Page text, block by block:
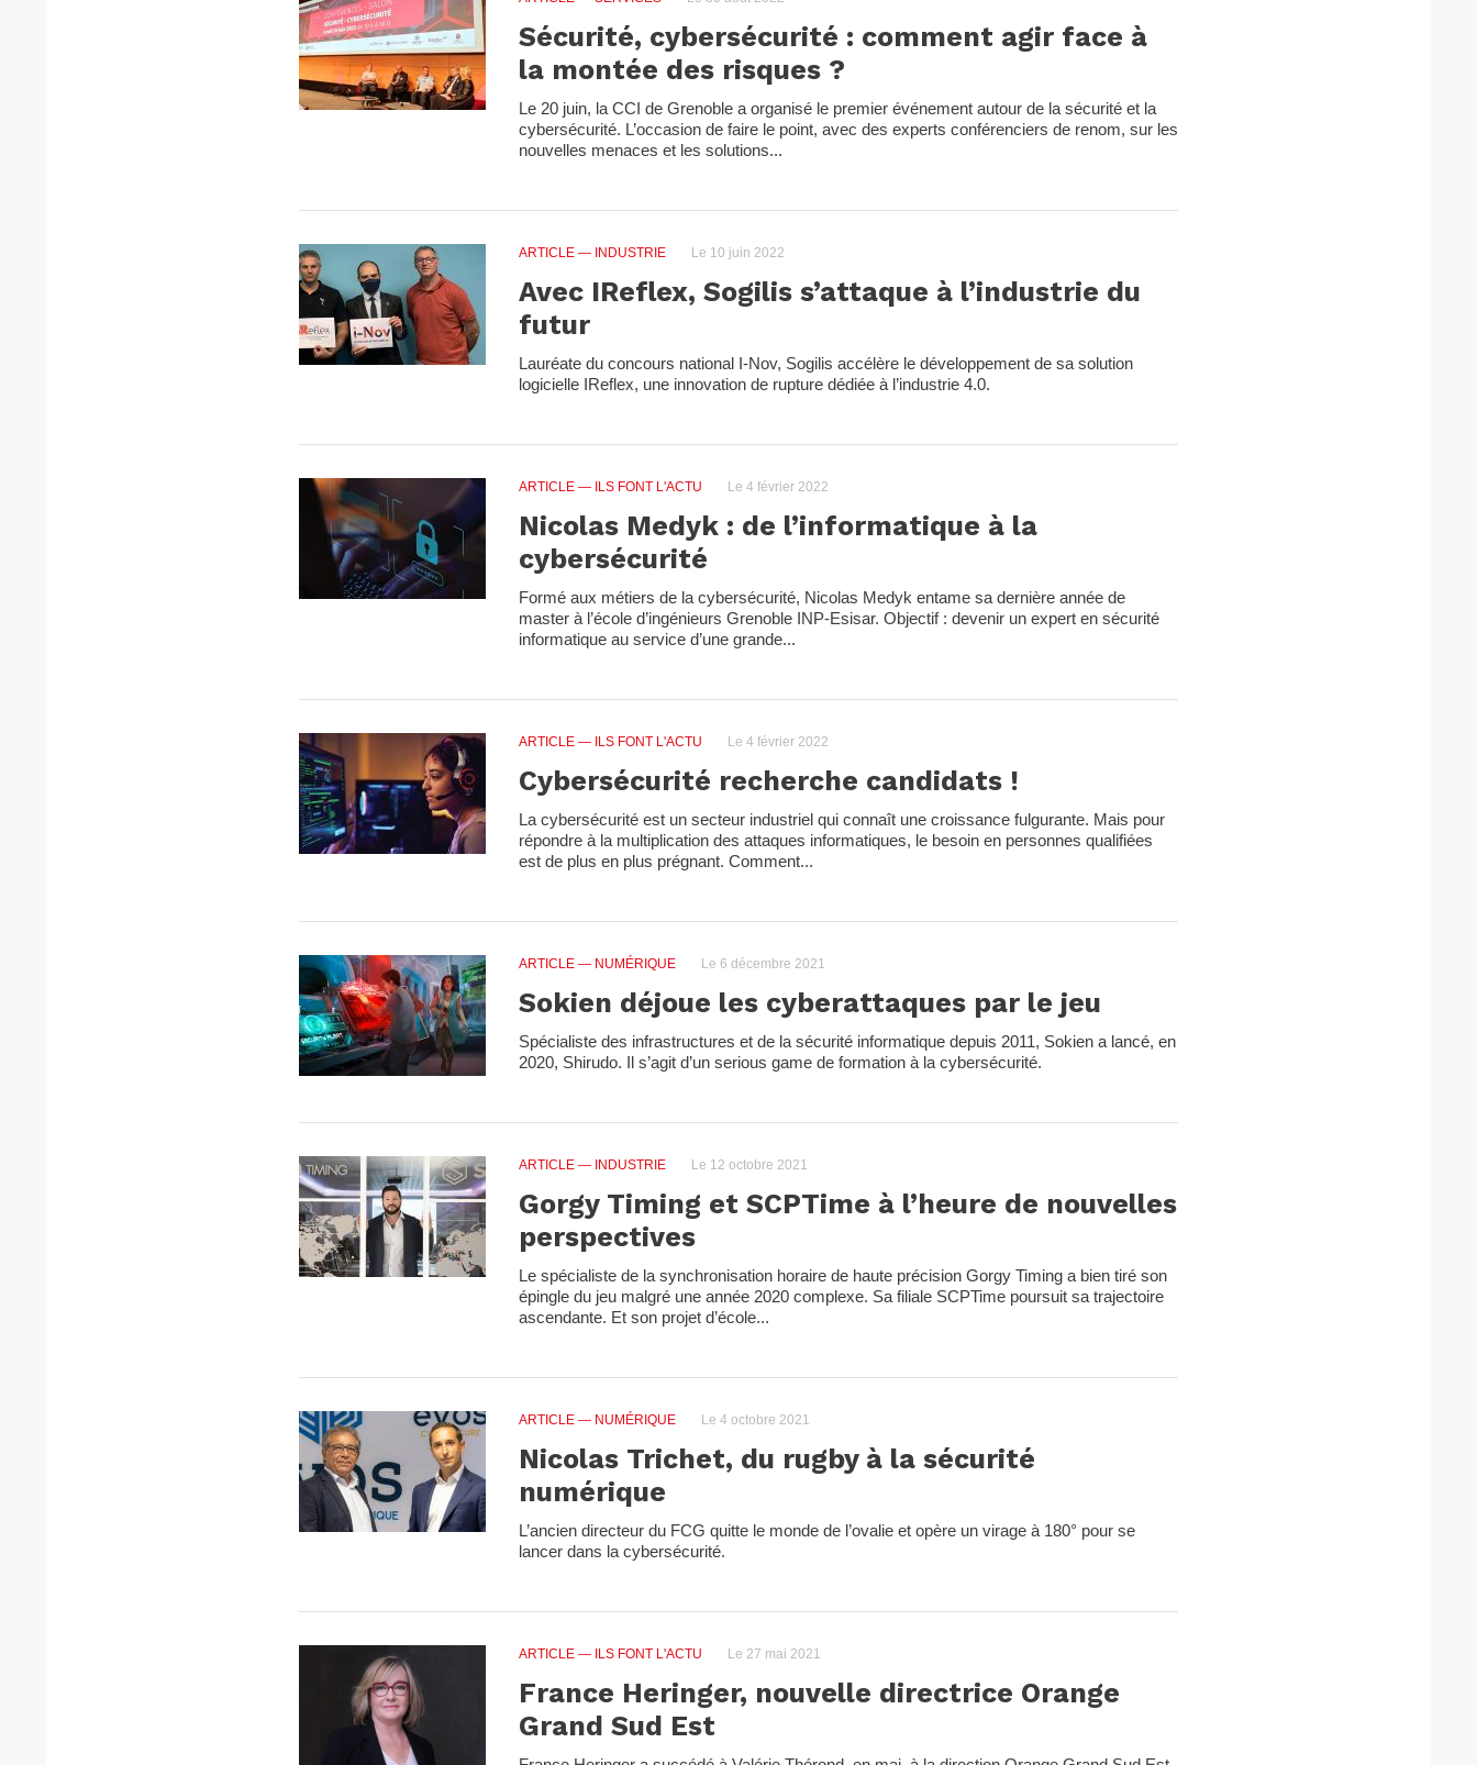
Sécurité, cybersécurité : comment agir face à
la montée des risques ?
Le 20 juin, la CCI de Grenoble a organisé le premier événement autour de la sécurité et la
cybersécurité. L’occasion de faire le point, avec des experts conférenciers de renom, sur les
nouvelles menaces et les solutions...
ARTICLE — INDUSTRIE Le 10 juin 2022
Avec IReflex, Sogilis s’attaque à l’industrie du
futur
Lauréate du concours national I-Nov, Sogilis accélère le développement de sa solution
logicielle IReflex, une innovation de rupture dédiée à l’industrie 4.0.
ARTICLE — ILS FONT L'ACTU Le 4 février 2022
Nicolas Medyk : de l’informatique à la
cybersécurité
Formé aux métiers de la cybersécurité, Nicolas Medyk entame sa dernière année de
master à l’école d’ingénieurs Grenoble INP-Esisar. Objectif : devenir un expert en sécurité
informatique au service d’une grande...
ARTICLE — ILS FONT L'ACTU Le 4 février 2022
Cybersécurité recherche candidats !
La cybersécurité est un secteur industriel qui connaît une croissance fulgurante. Mais pour
répondre à la multiplication des attaques informatiques, le besoin en personnes qualifiées
est de plus en plus prégnant. Comment...
ARTICLE — NUMÉRIQUE Le 6 décembre 2021
Sokien déjoue les cyberattaques par le jeu
Spécialiste des infrastructures et de la sécurité informatique depuis 2011, Sokien a lancé, en
2020, Shirudo. Il s’agit d’un serious game de formation à la cybersécurité.
ARTICLE — INDUSTRIE Le 12 octobre 2021
Gorgy Timing et SCPTime à l’heure de nouvelles
perspectives
Le spécialiste de la synchronisation horaire de haute précision Gorgy Timing a bien tiré son
épingle du jeu malgré une année 2020 complexe. Sa filiale SCPTime poursuit sa trajectoire
ascendante. Et son projet d’école...
ARTICLE — NUMÉRIQUE Le 4 octobre 2021
Nicolas Trichet, du rugby à la sécurité
numérique
L’ancien directeur du FCG quitte le monde de l’ovalie et opère un virage à 180° pour se
lancer dans la cybersécurité.
ARTICLE — ILS FONT L'ACTU Le 27 mai 2021
France Heringer, nouvelle directrice Orange
Grand Sud Est